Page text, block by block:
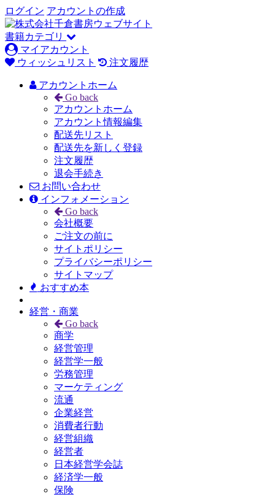
ログイン アカウントの作成
書籍カテゴリ
マイアカウント
ウィッシュリスト
注文履歴
アカウントホーム
Go back
アカウントホーム
アカウント情報編集
配送先リスト
配送先を新しく登録
注文履歴
退会手続き
お問い合わせ
インフォメーション
Go back
会社概要
ご注文の前に
サイトポリシー
プライバシーポリシー
サイトマップ
おすすめ本
経営・商業
Go back
商学
経営管理
経営学一般
労務管理
マーケティング
流通
企業経営
消費者行動
経営組織
経営者
日本経営学会誌
経済学一般
保険